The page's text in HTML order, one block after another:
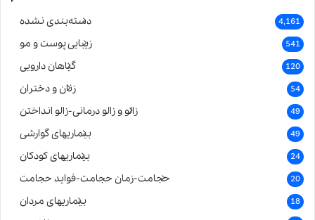
دسته‌بندی نشده 4,161
زیبایی پوست و مو 541
گیاهان دارویی 120
زنان و دختران 54
زالو و زالو درمانی-زالو انداختن 49
بیماریهای گوارشی 49
بیماریهای کودکان 24
حجامت-زمان حجامت-فواید حجامت 20
بیماریهای مردان 18